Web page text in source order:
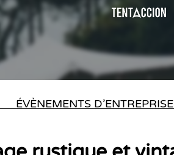
ÉVÈNEMENTS D’ENTREPRISE